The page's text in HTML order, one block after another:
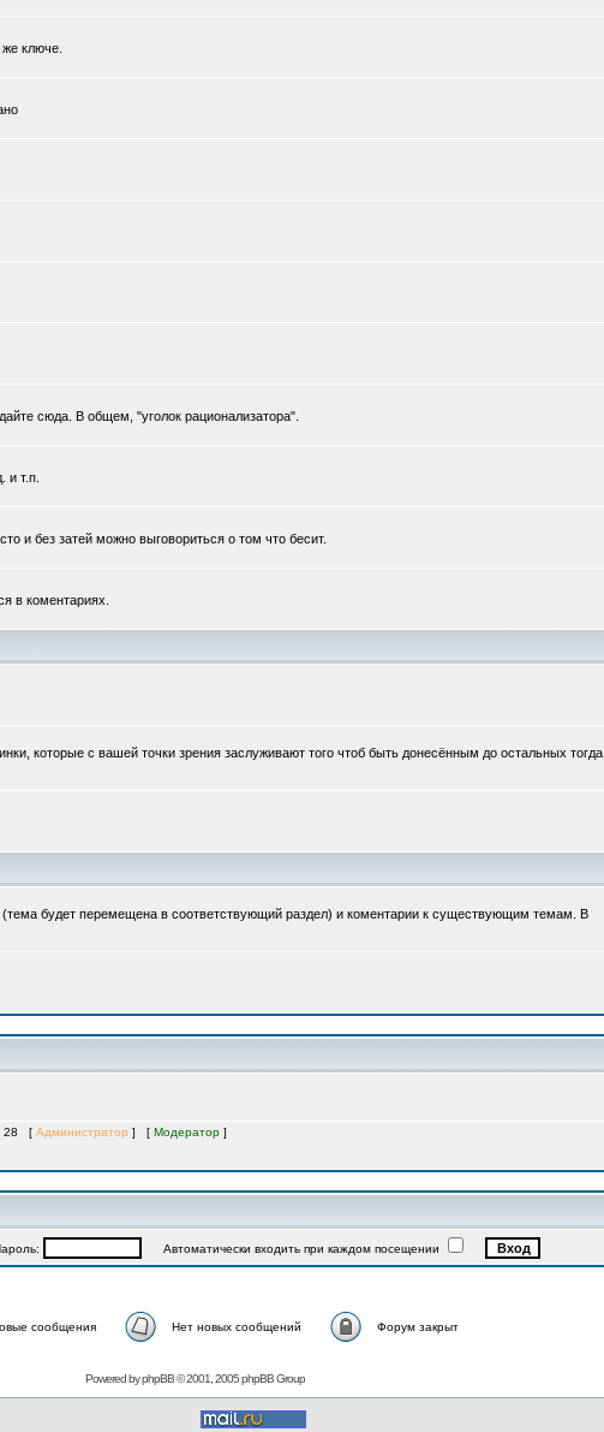
ключе.
сюда. В общем, "уголок рационализатора".
и т.п.
и без затей можно выговориться о том что бесит.
в коментариях.
которые с вашей точки зрения заслуживают того чтоб быть донесённым до остальных тогда
будет перемещена в соответствующий раздел) и коментарии к существующим темам. В
28 [ Администратор ] [ Модератор ]
Автоматически входить при каждом посещении
сообщения Нет новых сообщений Форум закрыт
Powered byphpBB© 2001, 2005 phpBB Group